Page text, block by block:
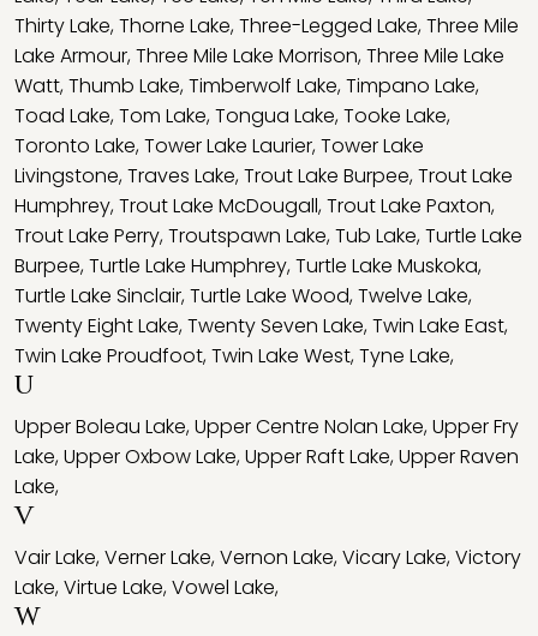
Thirty Lake,Thorne Lake,Three-Legged Lake,Three Mile
Lake Armour,Three Mile Lake Morrison,Three Mile Lake
Watt,Thumb Lake,Timberwolf Lake,Timpano Lake,
Toad Lake,Tom Lake,Tongua Lake,Tooke Lake,
Toronto Lake,Tower Lake Laurier,Tower Lake
Livingstone,Traves Lake,Trout Lake Burpee,Trout Lake
Humphrey,Trout Lake McDougall,Trout Lake Paxton,
Trout Lake Perry,Troutspawn Lake,Tub Lake,Turtle Lake
Burpee,Turtle Lake Humphrey,Turtle Lake Muskoka,
Turtle Lake Sinclair,Turtle Lake Wood,Twelve Lake,
Twenty Eight Lake,Twenty Seven Lake,Twin Lake East,
Twin Lake Proudfoot,Twin Lake West,Tyne Lake,
U
Upper Boleau Lake,Upper Centre Nolan Lake,Upper Fry
Lake,Upper Oxbow Lake,Upper Raft Lake,Upper Raven
Lake,
V
Vair Lake,Verner Lake,Vernon Lake,Vicary Lake,Victory
Lake,Virtue Lake,Vowel Lake,
W